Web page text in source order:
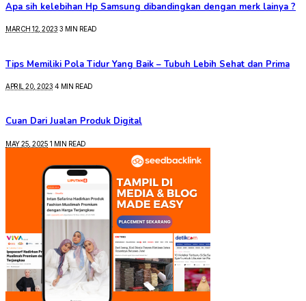
Apa sih kelebihan Hp Samsung dibandingkan dengan merk lainya ?
MARCH 12, 2023 3 MIN READ
Tips Memiliki Pola Tidur Yang Baik – Tubuh Lebih Sehat dan Prima
APRIL 20, 2023 4 MIN READ
Cuan Dari Jualan Produk Digital
MAY 25, 2025 1 MIN READ